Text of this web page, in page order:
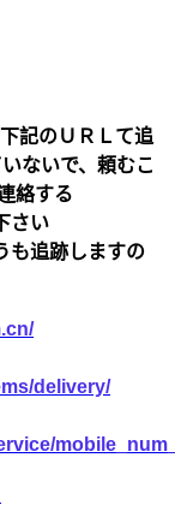
記のＵＲＬて追
ないで、頼むこ
絡する
下さい
も追跡しますの
delivery/